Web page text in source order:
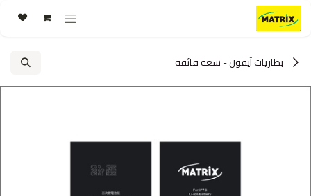
تخطي للذهاب إلى المحتوى
بطاريات آيفون - سعة فائقة